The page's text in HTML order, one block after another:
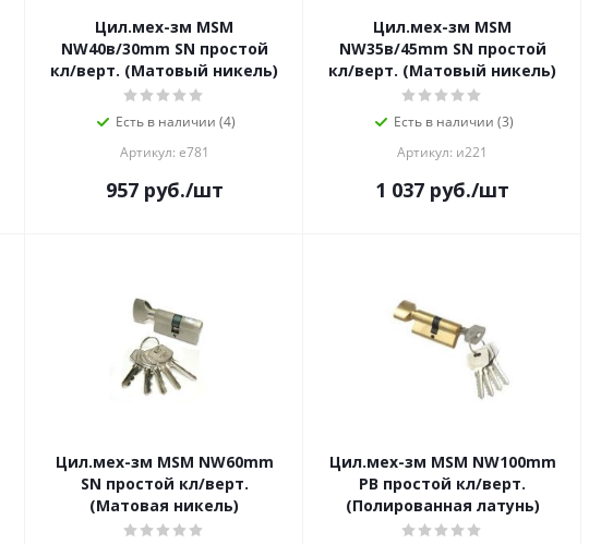
Цил.мех-зм MSM
NW40в/30mm SN простой
кл/верт. (Матовый никель)
Есть в наличии (4)
Артикул: е781
957руб./шт
Цил.мех-зм MSM
NW35в/45mm SN простой
кл/верт. (Матовый никель)
Есть в наличии (3)
Артикул: и221
1 037 руб./шт
Цил.мех-зм MSM NW60mm
SN простой кл/верт.
(Матовая никель)
Цил.мех-зм MSM NW100mm
PB простой кл/верт.
(Полированная латунь)